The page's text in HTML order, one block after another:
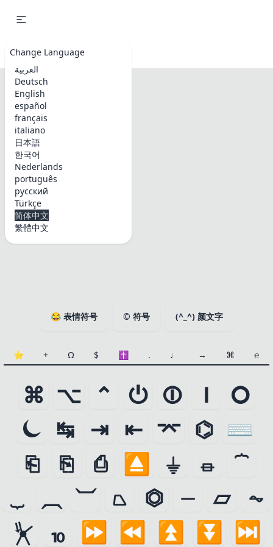
Change Language
العربية
Deutsch
English
español
français
italiano
日本語
한국어
Nederlands
português
русский
Türkçe
简体中文
繁體中文
Emoji & Symbols
😂 表情符号 © 符号 (^_^) 颜文字
⭐️ + Ω $ ✝ . ♩ → ⌘ ℮
⌘ ⌥ ⌃ ⏻ ⏼ ⏽
⭘
⏾ ↹ ⇥ ⇤ ⌤ ⌬ ⌨
⎗
⎘ ⎙ ⏏ ⏚ ⏛
⏞
⏟
⏠ ⏡ ⏢ ⏣ ⏤ ⏥
⏦
⏧
⏨ ⏩ ⏪ ⏫ ⏬ ⏭